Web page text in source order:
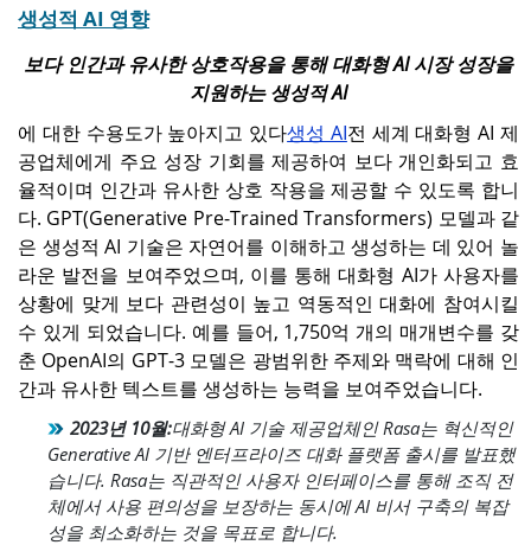
아시아 태평양
2025년 아시아 태평양 지역
은 31억 6천만 달러를 창출
해 전 세계 매출의 21.40%
를 차지했습니다.
유럽은 2025년에 37억 2천
만 달러에 달해 세계 시장의
25.10%를 차지했습니다.
북아메리카
북미는 2025년 세계 시장의
35.10%를 차지해 51억9천
만 달러에 달했다.
우리를.
2026년에는 시장 규모가 42
억 8천만 달러에 달할 것으
로 예상됩니다.
일본
시장은 2026년까지 7억 7천
만 달러에 이를 것으로 예상
생성적 AI 영향
보다 인간과 유사한 상호작용을 통해 대화형 AI 시장 성장을
지원하는 생성적 AI
에 대한 수용도가 높아지고 있다생성 AI전 세계 대화형 AI 제
공업체에게 주요 성장 기회를 제공하여 보다 개인화되고 효
율적이며 인간과 유사한 상호 작용을 제공할 수 있도록 합니
다. GPT(Generative Pre-Trained Transformers) 모델과 같
은 생성적 AI 기술은 자연어를 이해하고 생성하는 데 있어 놀
라운 발전을 보여주었으며, 이를 통해 대화형 AI가 사용자를
상황에 맞게 보다 관련성이 높고 역동적인 대화에 참여시킬
수 있게 되었습니다. 예를 들어, 1,750억 개의 매개변수를 갖
춘 OpenAI의 GPT-3 모델은 광범위한 주제와 맥락에 대해 인
간과 유사한 텍스트를 생성하는 능력을 보여주었습니다.
2023년 10월:대화형 AI 기술 제공업체인 Rasa는 혁신적인
Generative AI 기반 엔터프라이즈 대화 플랫폼 출시를 발표했
습니다. Rasa는 직관적인 사용자 인터페이스를 통해 조직 전
체에서 사용 편의성을 보장하는 동시에 AI 비서 구축의 복잡
성을 최소화하는 것을 목표로 합니다.